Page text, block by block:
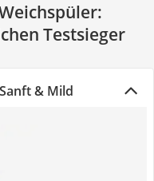
Testsieger
& Mild